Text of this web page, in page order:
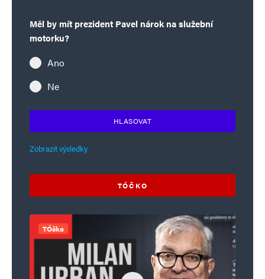
Měl by mít prezident Pavel nárok na služební
motorku?
Ano
Ne
HLASOVAT
Zobrazit výsledky
TÓČKO
TÓčko